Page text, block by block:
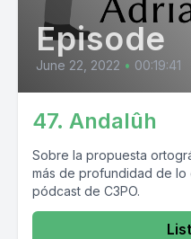
Episode
June 22, 2022 • 00:19:41
47. Andalûh
Sobre la propuesta
más de profundidad de
pódcast de C3PO.